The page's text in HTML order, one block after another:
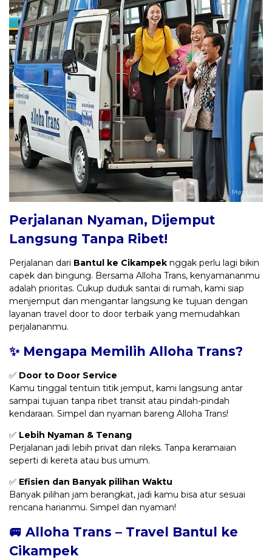
Perjalanan Nyaman, Dijemput
Langsung Tanpa Ribet!
Perjalanan dari Bantul ke Cikampek nggak perlu lagi bikin
capek dan bingung. Bersama Alloha Trans, kenyamananmu
adalah prioritas. Cukup duduk santai di rumah, kami siap
menjemput dan mengantar langsung ke tujuan dengan
layanan travel door to door terbaik yang memudahkan
perjalananmu.
✨ Mengapa Memilih Alloha Trans?
✅ Door to Door Service
Kamu tinggal tentuin titik jemput, kami langsung antar
sampai tujuan tanpa ribet transit atau pindah-pindah
kendaraan. Simpel dan nyaman bareng Alloha Trans!
✅ Lebih Nyaman & Tenang
Perjalanan jadi lebih privat dan rileks. Tanpa keramaian
seperti di kereta atau bus umum.
✅ Efisien dan Banyak pilihan Waktu
Banyak pilihan jam berangkat, jadi kamu bisa atur sesuai
rencana harianmu. Simpel dan nyaman!
🚐 Alloha Trans – Travel Bantul ke
Cikampek